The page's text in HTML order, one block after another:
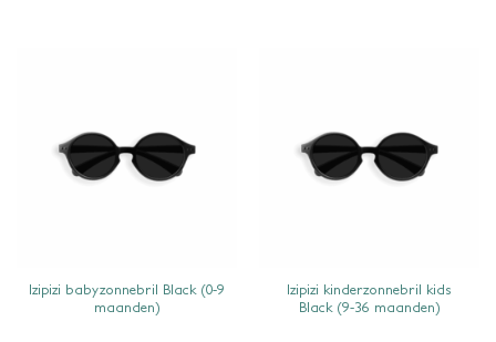
SNEL BEKIJKEN
Izipizi babyzonnebril Black (0-9
maanden)
SNEL BEKIJKEN
Izipizi kinderzonnebril kids
Black (9-36 maanden)